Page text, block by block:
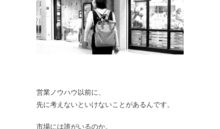
営業ノウハウ以前に、
先に考えないといけないことがあるんです。
市場には誰がいるのか。